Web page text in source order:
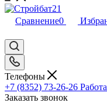
Сравнение0
Телефоны
+7 (8352) 73-26-26
Заказать звонок